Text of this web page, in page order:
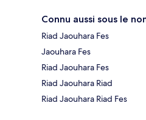
Connu aussi sous le
Riad Jaouhara Fes
Jaouhara Fes
Riad Jaouhara Fes
Riad Jaouhara Riad
Riad Jaouhara Riad Fes